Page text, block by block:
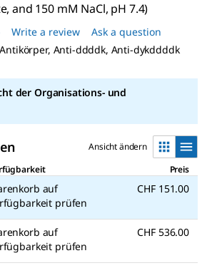
and 150 mM NaCl, pH 7.4)
Write a review Ask a question
Antikörper, Anti-ddddk, Anti-dykddddk
der Organisations- und
Ansicht ändern
Preis
auf
prüfen
CHF 151.00
auf
prüfen
CHF 536.00